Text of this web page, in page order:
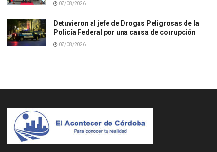
07/08/2026
Detuvieron al jefe de Drogas Peligrosas de la
Policía Federal por una causa de corrupción
07/08/2026